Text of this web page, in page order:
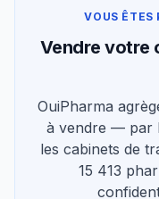
VOUS ÊTES
Vendre votre
OuiPharma
à vendre — par
les cabinets de
15 413